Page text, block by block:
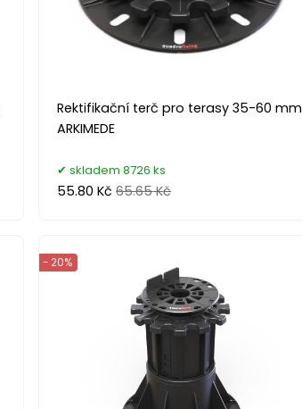
Rektifikační terč pro terasy 35-60 mm
ARKIMEDE
skladem 8726 ks
55.80 Kč 65.65 Kč
- 20%